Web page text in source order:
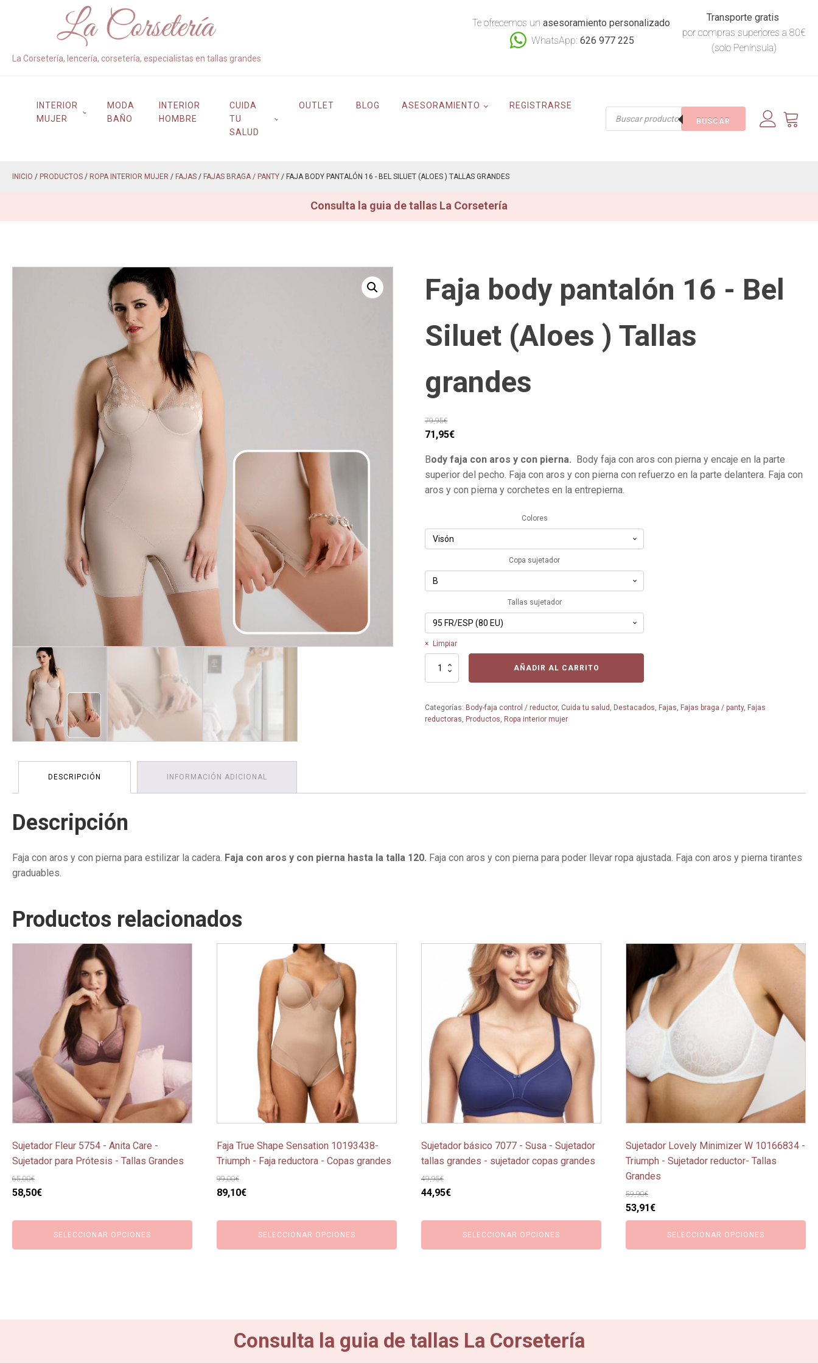
La Corsetería, lencería, corsetería, especialistas en tallas grandes
Te ofrecemos un asesoramiento personalizado
WhatsApp: 626 977 225
Transporte gratis
por compras superiores a 80€
(solo Península)
INTERIOR
MUJER
MODA
BAÑO
INTERIOR
HOMBRE
CUIDA
TU
SALUD
OUTLET BLOG ASESORAMIENTO REGISTRARSE
Búsqueda
BUSCAR
INICIO / PRODUCTOS / ROPA INTERIOR MUJER / FAJAS / FAJAS BRAGA / PANTY / FAJA BODY PANTALÓN 16 - BEL SILUET (ALOES ) TALLAS GRANDES
Consulta la guia de tallas La Corsetería
Faja body pantalón 16 - Bel
Siluet (Aloes ) Tallas
grandes
79,95€
El
original
era:
79,95€.
71,95€El
actual
es:
71,95€.
Body faja con aros y con pierna. Body faja con aros con pierna y encaje en la parte
superior del pecho. Faja con aros y con pierna con refuerzo en la parte delantera. Faja con
aros y con pierna y corchetes en la entrepierna.
Colores
Copa sujetador
Tallas sujetador
Limpiar
Faja
-
Bel
cantidad
AÑADIR AL CARRITO
Categorías: Body-faja control / reductor, Cuida tu salud , Destacados, Fajas, Fajas braga / panty, Fajas
reductoras, Productos, Ropa interior mujer
DESCRIPCIÓN INFORMACIÓN ADICIONAL
Descripción
Faja con aros y con pierna para estilizar la cadera. Faja con aros y con pierna hasta la talla 120. Faja con aros y con pierna para poder llevar ropa ajustada. Faja con aros y pierna tirantes
graduables.
Productos relacionados
Sujetador Fleur 5754 - Anita Care -
Sujetador para Prótesis - Tallas Grandes
65,00€
El
original
65,00€.
58,50€El
actual
es:
58,50€.
SELECCIONAR OPCIONES
opciones
pueden
elegir
en
de
producto
Faja True Shape Sensation 10193438-
Triumph - Faja reductora - Copas grandes
99,00€
El
original
99,00€.
89,10€El
actual
es:
89,10€.
SELECCIONAR OPCIONES
de
producto
Sujetador básico 7077 - Susa - Sujetador
tallas grandes - sujetador copas grandes
49,95€
El
original
49,95€.
44,95€El
actual
es:
44,95€.
SELECCIONAR OPCIONES
variantes.
Las
opciones
se
pueden
elegir
en
la
de
producto
Sujetador Lovely Minimizer W 10166834 -
Triumph - Sujetador reductor- Tallas
Grandes
59,90€
El
precio
era:
53,91€El
precio
actual
es:
SELECCIONAR OPCIONES
Este
tiene
múltiples
variantes.
Las
pueden
elegir
de
producto
Consulta la guia de tallas La Corsetería